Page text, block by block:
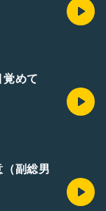
めて
副総男